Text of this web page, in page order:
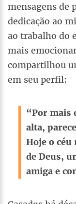
mensagens de
dedicação ao
ao trabalho do
mais
compartilhou
em seu perfil:
“Por mais
alta,
Hoje o céu
de Deus,
amiga e